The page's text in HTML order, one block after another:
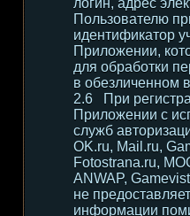
логин, адрес
Пользователю
идентификатор
Приложении,
для обработки
в обезличенном
При
Приложении с
служб
OK.ru, Mail.ru,
Fotostrana.ru,
ANWAP,
не
информации